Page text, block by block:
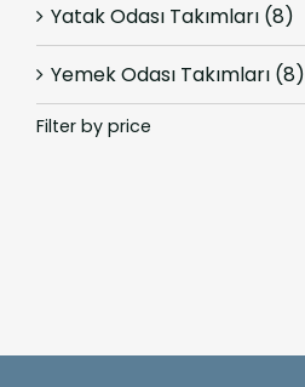
Yatak Odası Takımları (8)
Yemek Odası Takımları (8)
Filter by price